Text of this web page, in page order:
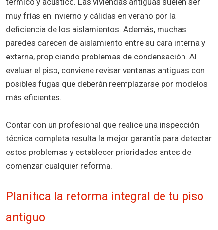
muy frías en invierno y cálidas en verano por la
deficiencia de los aislamientos. Además, muchas
paredes carecen de aislamiento entre su cara interna y
externa, propiciando problemas de condensación. Al
evaluar el piso, conviene revisar ventanas antiguas con
posibles fugas que deberán reemplazarse por modelos
más eficientes.
Contar con un profesional que realice una inspección
técnica completa resulta la mejor garantía para detectar
estos problemas y establecer prioridades antes de
comenzar cualquier reforma.
Planifica la reforma integral de tu piso
antiguo